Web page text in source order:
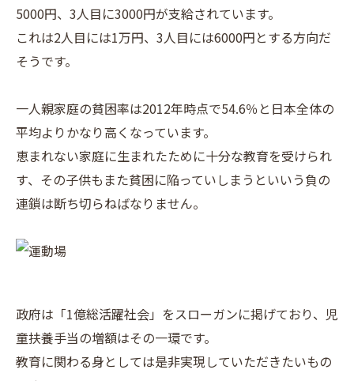
5000円、3人目に3000円が支給されています。
これは2人目には1万円、3人目には6000円とする方向だ
そうです。
一人親家庭の貧困率は2012年時点で54.6％と日本全体の
平均よりかなり高くなっています。
恵まれない家庭に生まれたために十分な教育を受けられ
す、その子供もまた貧困に陥っていしまうといいう負の
連鎖は断ち切らねばなりません。
政府は「1億総活躍社会」をスローガンに掲げており、児
童扶養手当の増額はその一環です。
教育に関わる身としては是非実現していただきたいもの